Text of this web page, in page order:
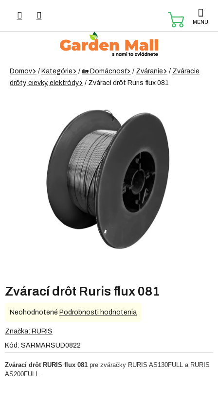
Domov / Kategórie / 🏡 Domácnosť / Zváranie / Zváracie
drôty, cievky, elektródy
/ Zvárací drôt Ruris flux 081
Zvárací drôt Ruris flux 081
Kód: SARMARSUD0822
Zvárací drôt RURIS flux 081 pre zváračky RURIS AS130FULL a RURIS
AS200FULL.
Priemerné
produktu
0,0
5
hviezdičiek.
Neohodnotené Podrobnosti hodnotenia
Značka: RURIS